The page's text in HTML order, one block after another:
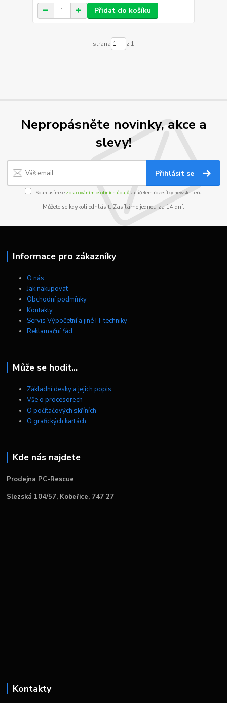
Přidat do košíku
strana z 1
Nepropásněte novinky, akce a
slevy!
Přihlásit se
Souhlasím se zpracováním osobních údajůza účelem rozesílky newsletteru.
Můžete se kdykoli odhlásit. Zasíláme jednou za 14 dní.
Informace pro zákazníky
O nás
Jak nakupovat
Obchodní podmínky
Kontakty
Servis Výpočetní a jiné IT techniky
Reklamační řád
Může se hodit...
Základní desky a jejich popis
Vše o procesorech
O počítačových skříních
O grafických kartách
Kde nás najdete
Prodejna PC-Rescue
Slezská 104/57, Kobeřice, 747 27
Kontakty